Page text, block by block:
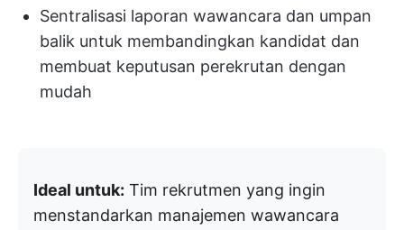
Sentralisasi laporan wawancara dan umpan
balik untuk membandingkan kandidat dan
membuat keputusan perekrutan dengan
mudah
Ideal untuk: Tim rekrutmen yang ingin
menstandarkan manajemen wawancara